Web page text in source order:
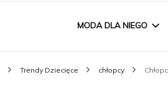
MODA DLA NIEGO
Trendy Dziecięce chłopcy